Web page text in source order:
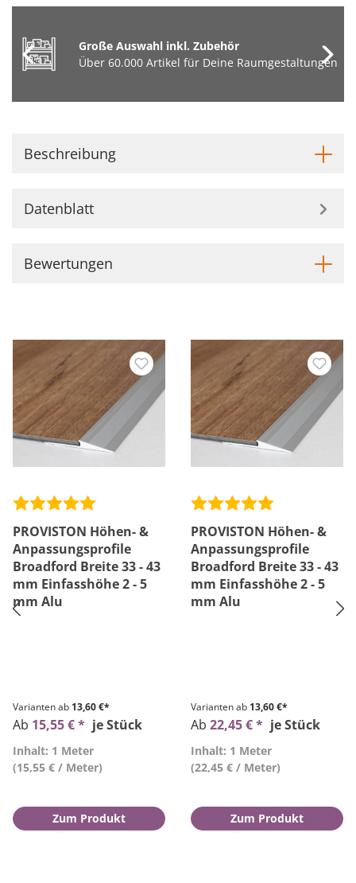
Große Auswahl inkl. Zubehör
Über 60.000 Artikel für Deine Raumgestaltungen
Beschreibung
Datenblatt
Bewertungen
PROVISTON Höhen- &
Anpassungsprofile
Broadford Breite 33 - 43
mm Einfasshöhe 2 - 5
mm Alu
Varianten ab 13,60 €*
Ab 15,55 € * je Stück
Inhalt: 1 Meter
(15,55 € / Meter)
Zum Produkt
PROVISTON Höhen- &
Anpassungsprofile
Broadford Breite 33 - 43
mm Einfasshöhe 2 - 5
mm Alu
Varianten ab 13,60 €*
Ab 22,45 € * je Stück
Inhalt: 1 Meter
(22,45 € / Meter)
Zum Produkt